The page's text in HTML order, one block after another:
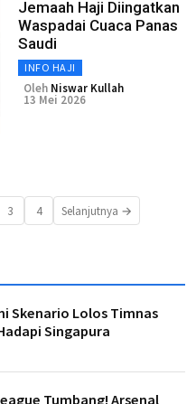
Jemaah Haji Diingatkan
Waspadai Cuaca Panas
Saudi
INFO HAJI
Oleh Niswar Kullah
13 Mei 2026
3 4 Selanjutnya →
Skenario Lolos Timnas
Singapura
Tumbang! Arsenal